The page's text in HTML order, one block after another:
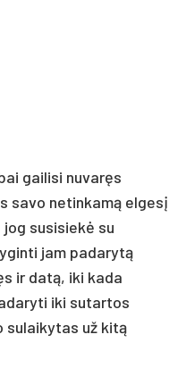
gailisi nuvaręs
savo netinkamą elgesį
susisiekė su
jam padarytą
ir datą, iki kada
iki sutartos
sulaikytas už kitą